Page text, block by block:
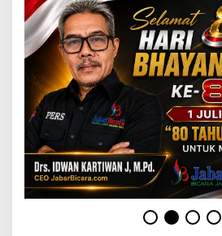
P
a
r
a
P
u
n
a
i
r
w
a
n